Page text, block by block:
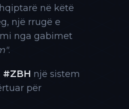
në këtë
një rrugë e
nga gabimet
.
#ZBH një sistem
për